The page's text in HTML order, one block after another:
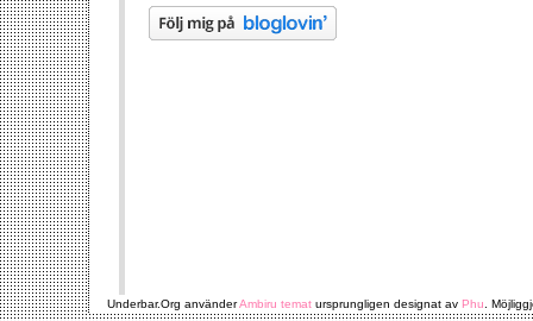
Underbar.Org använderAmbiru temat ursprungligen designat av Phu.